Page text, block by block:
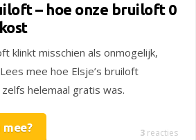
– hoe onze bruiloft 0
klinkt misschien als onmogelijk,
mee hoe Elsje’s bruiloft
helemaal gratis was.
mee? 3 reacties